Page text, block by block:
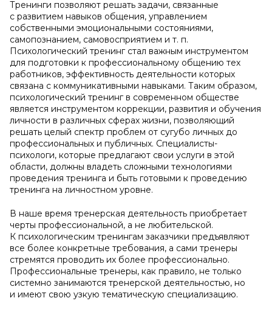
Тренинги позволяют решать задачи, связанные
с развитием навыков общения, управлением
собственными эмоциональными состояниями,
самопознанием, самовосприятием и т. п.
Психологический тренинг стал важным инструментом
для подготовки к профессиональному общению тех
работников, эффективность деятельности которых
связана с коммуникативными навыками. Таким образом,
психологический тренинг в современном обществе
является инструментом коррекции, развития и обучения
личности в различных сферах жизни, позволяющий
решать целый спектр проблем от сугубо личных до
профессиональных и публичных. Специалисты-
психологи, которые предлагают свои услуги в этой
области, должны владеть сложными технологиями
проведения тренинга и быть готовыми к проведению
тренинга на личностном уровне.
В наше время тренерская деятельность приобретает
черты профессиональной, а не любительской.
К психологическим тренингам заказчики предъявляют
все более конкретные требования, а сами тренеры
стремятся проводить их более профессионально.
Профессиональные тренеры, как правило, не только
системно занимаются тренерской деятельностью, но
и имеют свою узкую тематическую специализацию.